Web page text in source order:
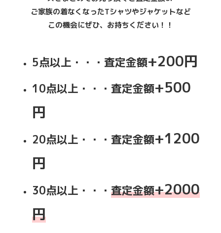
ご家族の着なくなったTシャツやジャケットなど
この機会にぜひ、お持ちください！！
5点以上・・・査定金額+200円
10点以上・・・査定金額+500
円
20点以上・・・査定金額+1200
円
30点以上・・・ 査定金額+2000
円